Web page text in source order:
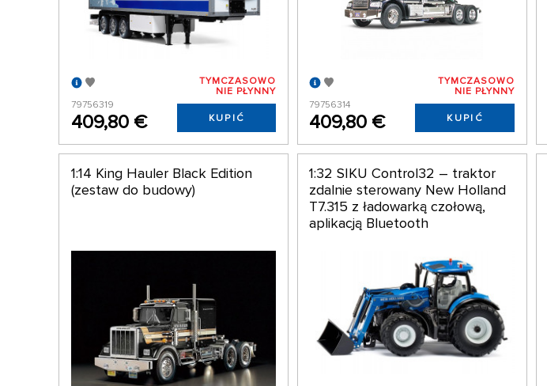
79756319
409,80 €
TYMCZASOWO
NIE PŁYNNY
KUPIĆ
79756314
409,80 €
TYMCZASOWO
NIE PŁYNNY
KUPIĆ
1:14 King Hauler Black Edition
(zestaw do budowy)
1:32 SIKU Control32 – traktor
zdalnie sterowany New Holland
T7.315 z ładowarką czołową,
aplikacją Bluetooth